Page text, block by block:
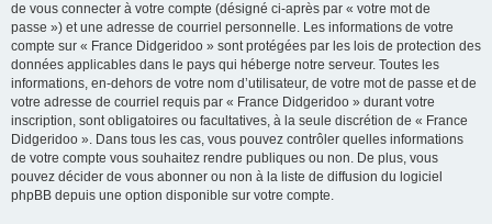
de vous connecter à votre compte (désigné ci-après par « votre mot de
passe ») et une adresse de courriel personnelle. Les informations de votre
compte sur « France Didgeridoo » sont protégées par les lois de protection des
données applicables dans le pays qui héberge notre serveur. Toutes les
informations, en-dehors de votre nom d’utilisateur, de votre mot de passe et de
votre adresse de courriel requis par « France Didgeridoo » durant votre
inscription, sont obligatoires ou facultatives, à la seule discrétion de « France
Didgeridoo ». Dans tous les cas, vous pouvez contrôler quelles informations
de votre compte vous souhaitez rendre publiques ou non. De plus, vous
pouvez décider de vous abonner ou non à la liste de diffusion du logiciel
phpBB depuis une option disponible sur votre compte.